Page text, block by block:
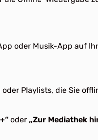
oder Musik-App auf
Playlists, die Sie
oder „Zur Mediathek